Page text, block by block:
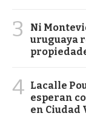
3
Ni
uruguaya
4 Lacalle
esperan
en Ciudad